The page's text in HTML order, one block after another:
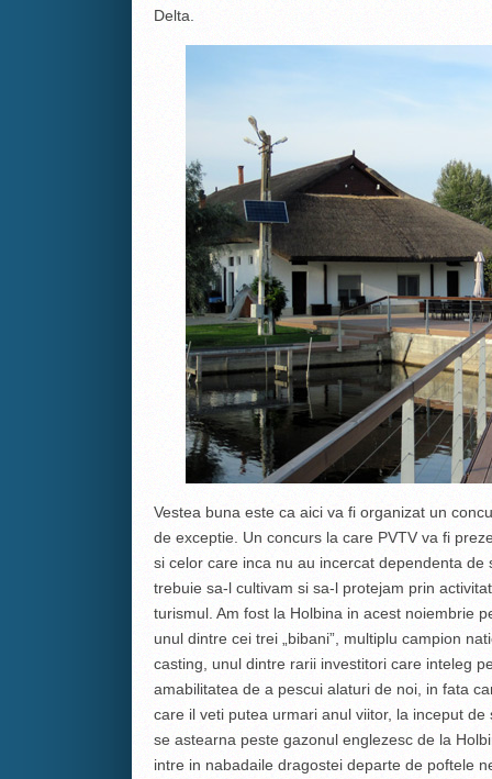
Delta.
Vestea buna este ca aici va fi organizat un
de exceptie. Un concurs la care PVTV va fi
si celor care inca nu au incercat dependenta
trebuie sa-l cultivam si sa-l protejam prin
turismul. Am fost la Holbina in acest noiembrie
unul dintre cei trei „bibani”, multiplu campion
casting, unul dintre rarii investitori care inteleg
amabilitatea de a pescui alaturi de noi, in fata
care il veti putea urmari anul viitor, la inceput
se astearna peste gazonul englezesc de la
intre in nabadaile dragostei departe de poftele